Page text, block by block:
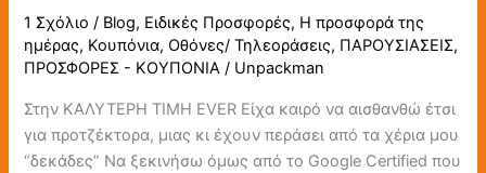
1 Σχόλιο / Blog, Ειδικές Προσφορές, Η προσφορά της
ημέρας, Κουπόνια,Οθόνες/ Τηλεοράσεις, ΠΑΡΟΥΣΙΑΣΕΙΣ,
ΠΡΟΣΦΟΡΕΣ - ΚΟΥΠΟΝΙΑ / Unpackman
Στην ΚΑΛΥΤΕΡΗ ΤΙΜΗ EVER Είχα καιρό να αισθανθώ έτσι
για προτζέκτορα, μιας κι έχουν περάσει από τα χέρια μου
“δεκάδες” Να ξεκινήσω όμως από το Google Certified που